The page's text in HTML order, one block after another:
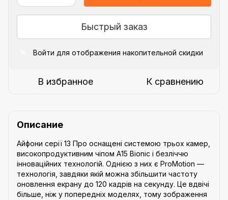
Быстрый заказ
Войти для отображения накопительной скидки
В избранное К сравнению
Описание
Айфони серії 13 Про оснащені системою трьох камер,
високопродуктивним чіпом A15 Bionic і безліччю
інноваційних технологій. Однією з них є ProMotion —
технологія, завдяки якій можна збільшити частоту
оновлення екрану до 120 кадрів на секунду. Це вдвічі
більше, ніж у попередніх моделях, тому зображення